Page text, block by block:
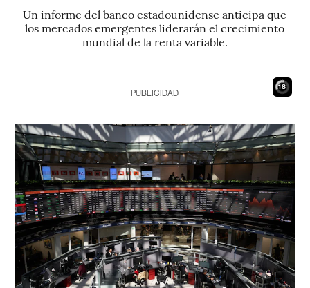
Un informe del banco estadounidense anticipa que
los mercados emergentes liderarán el crecimiento
mundial de la renta variable.
17
PUBLICIDAD